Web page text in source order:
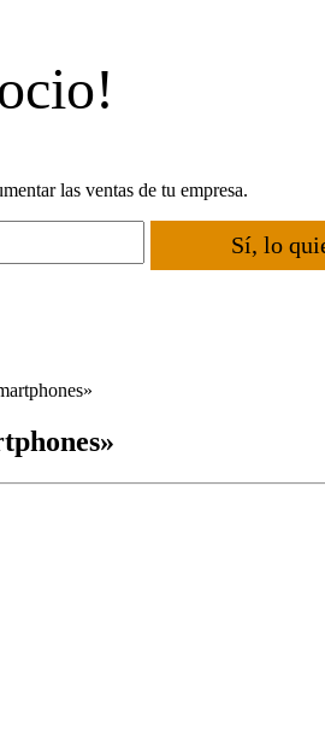
las ventas de tu empresa.
Sí, lo